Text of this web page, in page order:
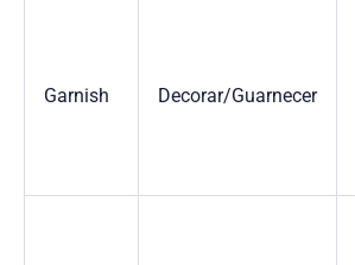
Garnish Decorar/Guarnecer